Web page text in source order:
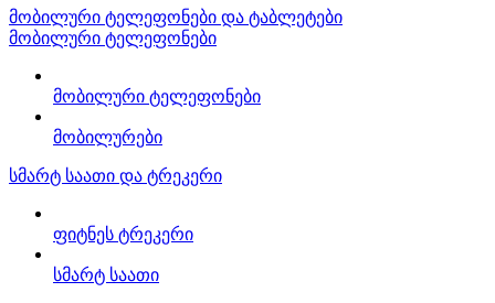
მობილური ტელეფონები და ტაბლეტები
მობილური ტელეფონები
მობილური ტელეფონები
მობილურები
სმარტ საათი და ტრეკერი
ფიტნეს ტრეკერი
სმარტ საათი